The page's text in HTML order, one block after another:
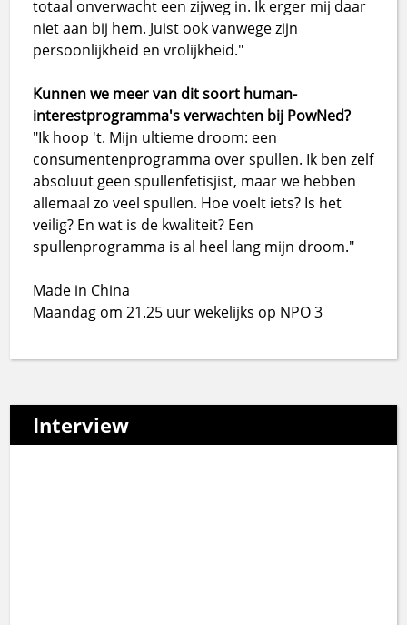
totaal onverwacht een zijweg in. Ik erger mij daar
niet aan bij hem. Juist ook vanwege zijn
persoonlijkheid en vrolijkheid."
Kunnen we meer van dit soort human-
interestprogramma's verwachten bij PowNed?
"Ik hoop 't. Mijn ultieme droom: een
consumentenprogramma over spullen. Ik ben zelf
absoluut geen spullenfetisjist, maar we hebben
allemaal zo veel spullen. Hoe voelt iets? Is het
veilig? En wat is de kwaliteit? Een
spullenprogramma is al heel lang mijn droom."
Made in China
Maandag om 21.25 uur wekelijks op NPO 3
Interview